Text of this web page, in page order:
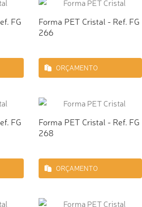
FG
Forma PET Cristal - Ref. FG
266
ORÇAMENTO
FG
Forma PET Cristal - Ref. FG
268
ORÇAMENTO